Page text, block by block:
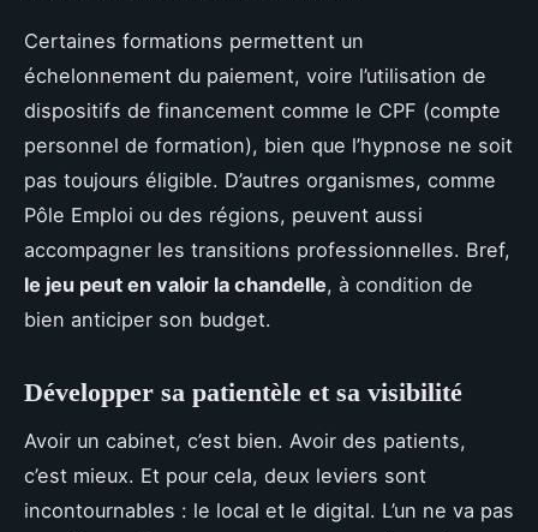
Certaines formations permettent un
échelonnement du paiement, voire l’utilisation de
dispositifs de financement comme le CPF (compte
personnel de formation), bien que l’hypnose ne soit
pas toujours éligible. D’autres organismes, comme
Pôle Emploi ou des régions, peuvent aussi
accompagner les transitions professionnelles. Bref,
le jeu peut en valoir la chandelle, à condition de
bien anticiper son budget.
Développer sa patientèle et sa visibilité
Avoir un cabinet, c’est bien. Avoir des patients,
c’est mieux. Et pour cela, deux leviers sont
incontournables : le local et le digital. L’un ne va pas